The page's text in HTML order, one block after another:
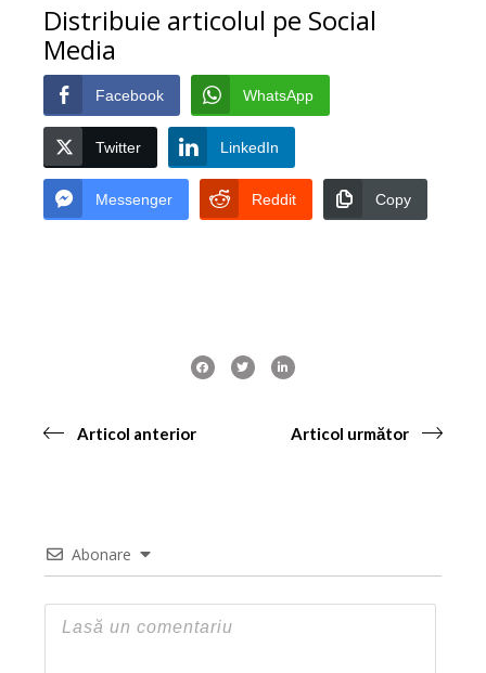
Distribuie articolul pe Social
Media
Facebook WhatsApp
Twitter LinkedIn
Messenger Reddit Copy
Articol anterior Articol următor
Abonare